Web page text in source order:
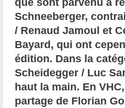
que sont parvenu à
Schneeberger,
/ Renaud Jamoul et
Bayard, qui ont
édition. Dans la
Scheidegger / Luc
haut la main. En
partage de Florian